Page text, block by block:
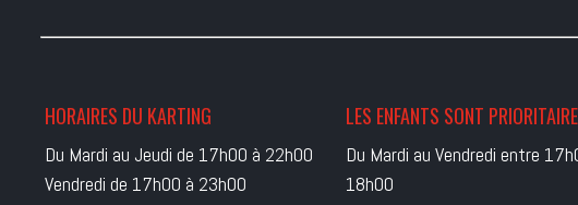
HORAIRES DU KARTING
Du Mardi au Jeudi de 17h00 à 22h00
Vendredi de 17h00 à 23h00
LES ENFANTS SONT
Du Mardi au Vendredi entre
18h00